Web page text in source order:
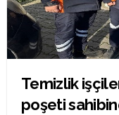
Temizlik
poşeti